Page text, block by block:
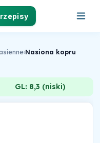
›Nasiona kopru
GL: 8,3 (niski)